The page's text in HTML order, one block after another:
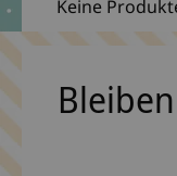
Keine